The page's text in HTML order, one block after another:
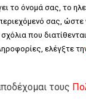
το όνομά σας, το
σας,
που
ελέγξτε
τους